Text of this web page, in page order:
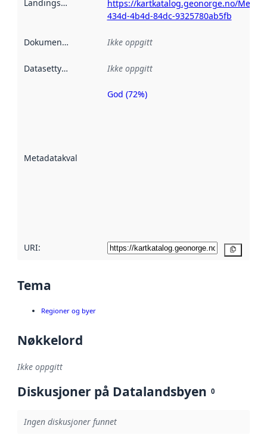
Landingsside
https://kartkatalog.geonorge.no/
434d-4b4d-84dc-9325780ab5fb
Dokumentasjon Ikke oppgitt
Datasettype Ikke oppgitt
Metadatakvalitet
Metadatakvalitet
God (72%)
URI:
Tema
Regioner og byer
Nøkkelord
Ikke oppgitt
Diskusjoner på Datalandsbyen 0
Ingen diskusjoner funnet